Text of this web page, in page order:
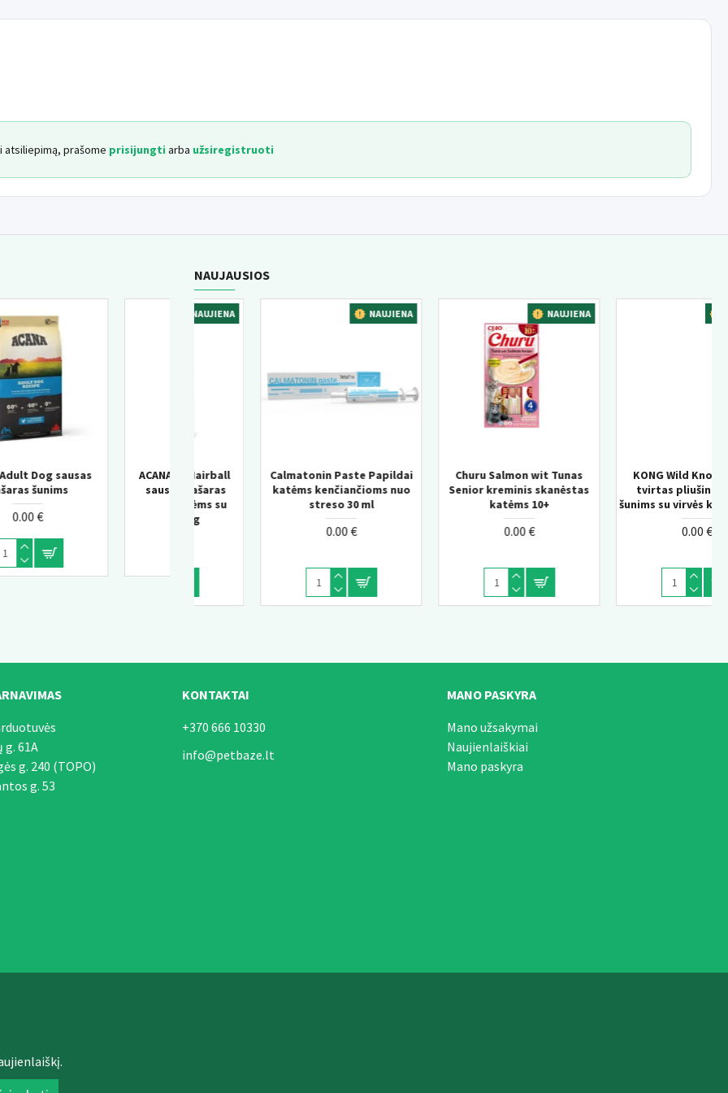
atsiliepimą, prašome prisijungti arba užsiregistruoti
ACANA Adult Large Breed
sausas pašaras šunims
NAUJAUSIOS
su
NAUJIENA
Calmatonin Paste Papildai
katėms kenčiančioms nuo
NAUJIENA
Churu Salmon wit Tunas
Senior kreminis skanėstas
katėms 10+
NAUJIENA
KONG Wild Knots Bear –
tvirtas pliušinis žaislas
šunims su virvės konstrukcija
KONG Knots Chicken M/L
pliušinis žaislas šunims
vidine virve
61A
g. 240 (TOPO)
g. 53
KONTAKTAI
+370 666 10330
info@petbaze.lt
MANO PASKYRA
Mano užsakymai
Naujienlaiškiai
Mano paskyra